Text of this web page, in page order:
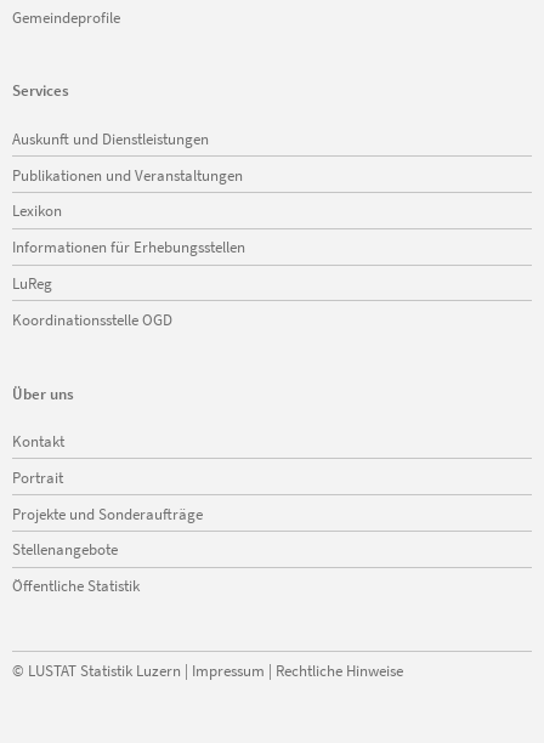
Gemeindeprofile
Services
Navigation
überspringen
Auskunft und Dienstleistungen
Publikationen und Veranstaltungen
Lexikon
Informationen für Erhebungsstellen
LuReg
Koordinationsstelle OGD
Über uns
Navigation
überspringen
Kontakt
Portrait
Projekte und Sonderaufträge
Stellenangebote
Öffentliche Statistik
© LUSTAT Statistik Luzern | Impressum | Rechtliche Hinweise